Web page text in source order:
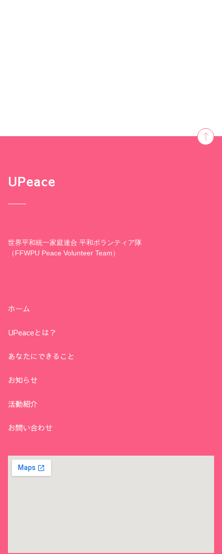
UPeace
世界平和統一家庭連合 平和ボランティア隊
（FFWPU Peace Volunteer Team）
ホーム
UPeaceとは？
あなたにできること
お知らせ
活動紹介
お問い合わせ